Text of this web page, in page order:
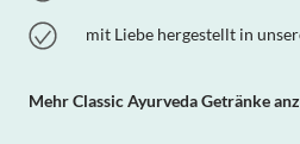
mit Liebe hergestellt in
Mehr Classic Ayurveda Getränke